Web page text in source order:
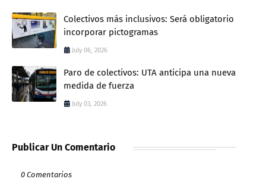
Colectivos más inclusivos: Será obligatorio
incorporar pictogramas
July 06, 2026
Paro de colectivos: UTA anticipa una nueva
medida de fuerza
July 03, 2026
Publicar Un Comentario
0 Comentarios